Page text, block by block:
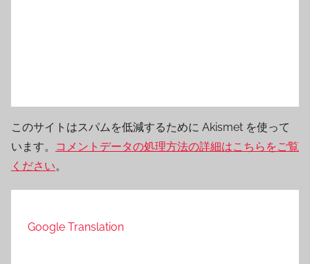
このサイトはスパムを低減するために Akismet を使って
います。
コメントデータの処理方法の詳細はこちらをご覧
ください。
Google Translation